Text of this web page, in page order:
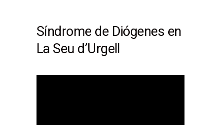
Síndrome de Diógenes en
La Seu d’Urgell